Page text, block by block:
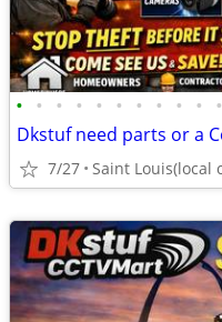
• • • • • • • • • • •
7/27 Saint Louis(local